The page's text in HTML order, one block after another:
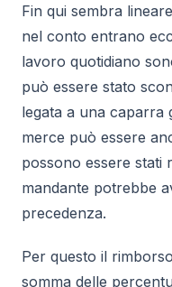
Fin qui sembra
nel conto entrano
lavoro quotidiano
può essere stato
legata a una caparra
merce può essere
possono essere stati
mandante potrebbe
precedenza.
Per questo il
somma delle